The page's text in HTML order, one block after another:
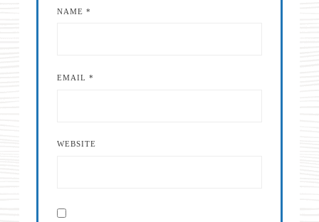
NAME *
EMAIL *
WEBSITE